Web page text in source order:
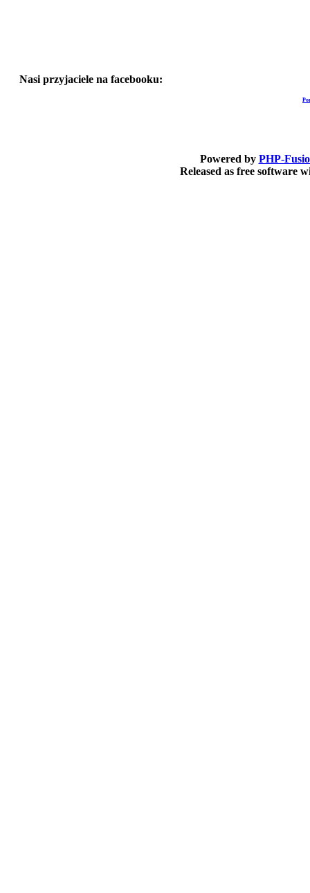
Nasi przyjaciele na facebooku:
Powered by PHP-
Released as free software